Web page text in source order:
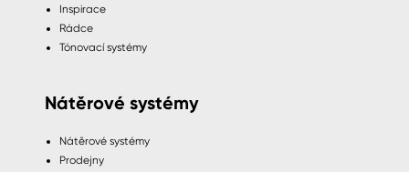
Inspirace
Rádce
Tónovací systémy
Nátěrové systémy
Nátěrové systémy
Prodejny